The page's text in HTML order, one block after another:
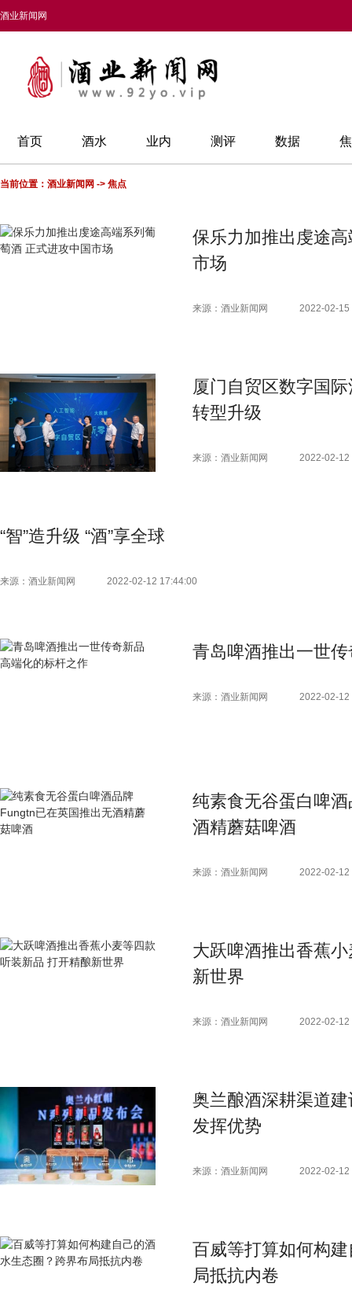
酒业新闻网
首页 酒水 业内 测评 数据
当前位置： 酒业新闻网 -> 焦点
保乐力加推出虔途
市场
来源：酒业新闻网 2022-02-15
厦门自贸区数字国
转型升级
来源：酒业新闻网 2022-02-12
“智”造升级 “酒”享全球
来源：酒业新闻网 2022-02-12 17:44:00
青岛啤酒推出一世
来源：酒业新闻网 2022-02-12
纯素食无谷蛋白啤
酒精蘑菇啤酒
来源：酒业新闻网 2022-02-12
大跃啤酒推出香蕉
新世界
来源：酒业新闻网 2022-02-12
奥兰酿酒深耕渠道
发挥优势
来源：酒业新闻网 2022-02-12
百威等打算如何构
局抵抗内卷